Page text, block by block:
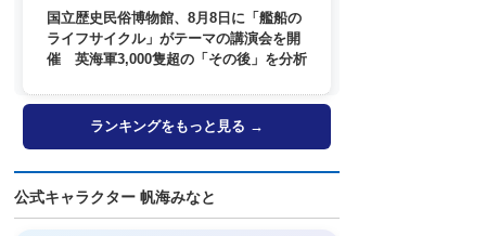
国立歴史民俗博物館、8月8日に「艦船の
ライフサイクル」がテーマの講演会を開
催 英海軍3,000隻超の「その後」を分析
ランキングをもっと見る →
公式キャラクター 帆海みなと